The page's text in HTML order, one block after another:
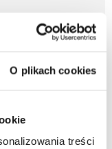
O plikach cookies
treści